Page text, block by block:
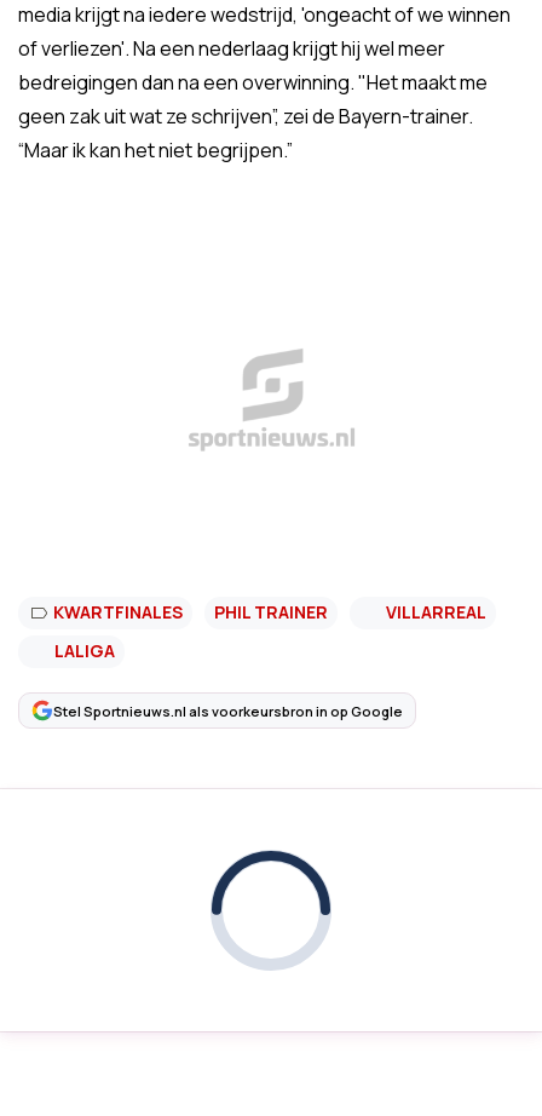
media krijgt na iedere wedstrijd, 'ongeacht of we winnen
of verliezen'. Na een nederlaag krijgt hij wel meer
bedreigingen dan na een overwinning. "Het maakt me
geen zak uit wat ze schrijven”, zei de Bayern-trainer.
“Maar ik kan het niet begrijpen.”
KWARTFINALES PHIL TRAINER
VILLARREAL
LALIGA
Stel Sportnieuws.nl als voorkeursbron in op Google